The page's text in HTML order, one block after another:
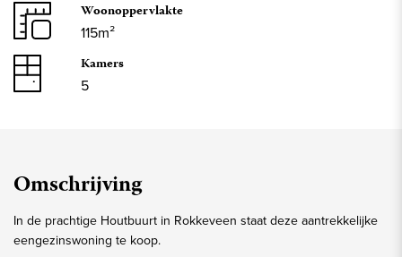
Woonoppervlakte
115m²
Kamers
5
Omschrijving
In de prachtige Houtbuurt in Rokkeveen staat deze aantrekkelijke
eengezinswoning te koop.